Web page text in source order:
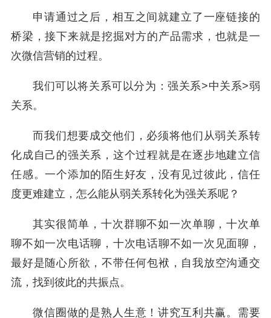
申请通过之后，相互之间就建立了一座链接的
桥梁，接下来就是挖掘对方的产品需求，也就是一
次微信营销的过程。
我们可以将关系可以分为：强关系>中关系>弱
关系。
而我们想要成交他们，必须将他们从弱关系转
化成自己的强关系，这个过程就是在逐步地建立信
任感。一个添加的陌生好友，没有见过彼此，信任
度更难建立，怎么能从弱关系转化为强关系呢？
其实很简单，十次群聊不如一次单聊，十次单
聊不如一次电话聊，十次电话聊不如一次见面聊，
最好是随心所欲，不带任何包袱，自我放空沟通交
流，找到彼此的共振点。
微信圈做的是熟人生意！讲究互利共赢。需要